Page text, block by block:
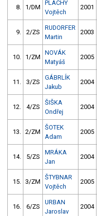
8. 1/DM
PLACHÝ
Vojtěch
2001
9. 2/ZS
RUDORFER
Martin
2003
10. 1/ZM
NOVÁK
Matyáš
2005
11. 3/ZS
GÁBRLÍK
Jakub
2004
12. 4/ZS
ŠIŠKA
Ondřej
2004
13. 2/ZM
ŠOTEK
Adam
2005
14. 5/ZS
MRÁKA
Jan
2004
15. 3/ZM
ŠTYBNAR
Vojtěch
2005
16. 6/ZS
URBAN
Jaroslav
2004